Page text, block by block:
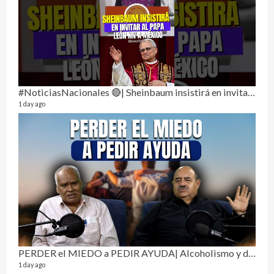
#NoticiasNacionales 🔴| Sheinbaum insistirá en invitar al papa León XIV a México
1 day ago
1 day ago